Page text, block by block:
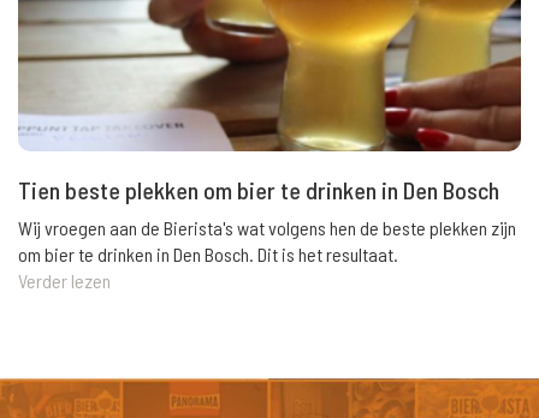
Tien beste plekken om bier te drinken in Den Bosch
Wij vroegen aan de Bierista's wat volgens hen de beste plekken zijn
om bier te drinken in Den Bosch. Dit is het resultaat.
Verder lezen